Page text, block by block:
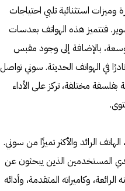
استثنائية تلبي احتياجات
فتتميز هذه الهواتف بعدسات
بالإضافة إلى وجود مقبس
أصبح نادرًا في الهواتف الحديثة. سوني تواصل
مختلفة، تركز على الأداء
، الهاتف الرائد والأكثر تميزًا من سوني.
المستخدمين الذين يبحثون عن
وكاميراته المتقدمة، وأدائه